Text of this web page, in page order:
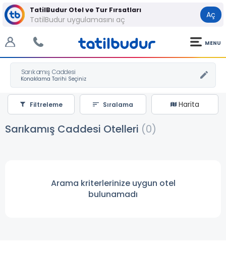
TatilBudur Otel ve Tur Fırsatları
TatilBudur uygulamasını aç Aç
MENU
Sarıkamış Caddesi
Harita
Sıralama
Filtreleme
Sarıkamış Caddesi Otelleri (0)
Arama kriterlerinize uygun otel
bulunamadı